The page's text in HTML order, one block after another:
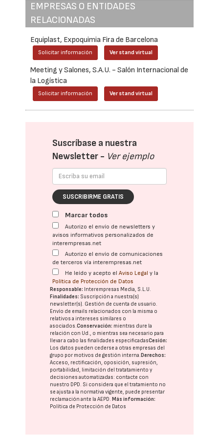
EMPRESAS O ENTIDADES
RELACIONADAS
Equiplast, Expoquimia Fira de Barcelona
Solicitar información Ver stand virtual
Meeting y Salones, S.A.U. - Salón Internacional de
la Logística
Solicitar información Ver stand virtual
Suscríbase a nuestra
Newsletter - Ver ejemplo
SUSCRIBIRME GRATIS
Marcar todos
Autorizo el envío de newsletters y
avisos informativos personalizados de
interempresas.net
Autorizo el envío de comunicaciones
de terceros vía interempresas.net
He leído y acepto elAviso Legal y la
Política de Protección de Datos
Responsable: Interempresas Media, S.L.U.
Finalidades: Suscripción a nuestra(s)
newsletter(s). Gestión de cuenta de usuario.
Envío de emails relacionados con la misma o
relativos a intereses similares o
asociados.Conservación: mientras dure la
relación con Ud., o mientras sea necesario para
llevar a cabo las finalidades especificadasCesión:
Los datos pueden cederse a otras empresas del
grupo por motivos de gestión interna.Derechos:
Acceso, rectificación, oposición, supresión,
portabilidad, limitación del tratatamiento y
decisiones automatizadas: contacte con
nuestro DPD. Si considera que el tratamiento no
se ajusta a la normativa vigente, puede presentar
reclamación ante laAEPD.Más información:
Política de Protección de Datos